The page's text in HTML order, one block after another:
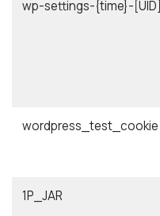
wp-settings-{time}-[UID]
wordpress_test_cookie
1P_JAR